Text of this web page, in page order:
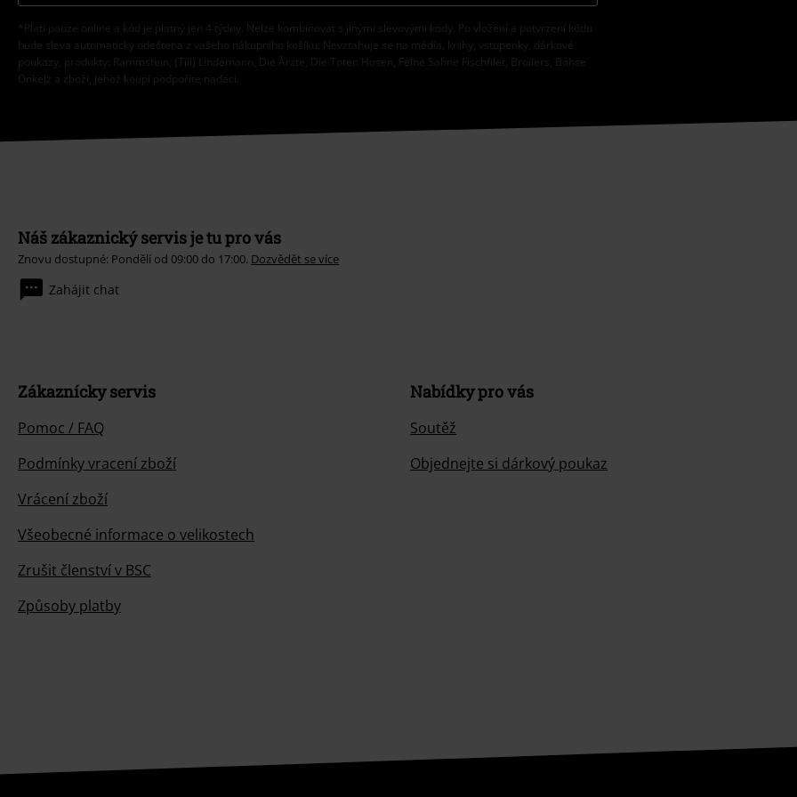
*Platí pouze online a kód je platný jen 4 týdny. Nelze kombinovat s jinými slevovými kódy. Po vložení a potvrzení kódu
bude sleva automaticky odečtena z vašeho nákupního košíku. Nevztahuje se na média, knihy, vstupenky, dárkové
poukazy, produkty: Rammstein, (Till) Lindemann, Die Ärzte, Die Toten Hosen, Feine Sahne Fischfilet, Broilers, Böhse
Onkelz a zboží, jehož koupí podpoříte nadaci.
Náš zákaznický servis je tu pro vás
Znovu dostupné: Pondělí od 09:00 do 17:00. Dozvědět se více
Zahájit chat
Zákaznícky servis
Pomoc / FAQ
Podmínky vracení zboží
Vrácení zboží
Všeobecné informace o velikostech
Zrušit členství v BSC
Způsoby platby
Nabídky pro vás
Soutěž
Objednejte si dárkový poukaz